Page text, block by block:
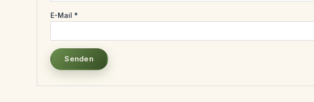
E-Mail *